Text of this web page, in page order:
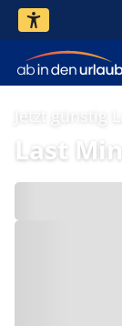
Jetzt günstig
Last